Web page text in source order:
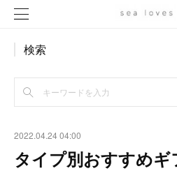
検索
2022.04.24 04:00
タイプ別おすすめ